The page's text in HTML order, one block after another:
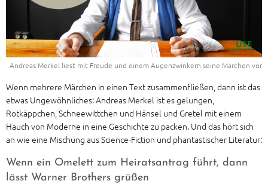
Andreas Merkel liest mit Freude und einem Augenzwinkern seine Märchen vor
Wenn mehrere Märchen in einen Text zusammenfließen, dann ist das
etwas Ungewöhnliches: Andreas Merkel ist es gelungen,
Rotkäppchen, Schneewittchen und Hänsel und Gretel mit einem
Hauch von Moderne in eine Geschichte zu packen. Und das hört sich
an wie eine Mischung aus Science-Fiction und phantastischer Literatur:
Wenn ein Omelett zum Heiratsantrag führt, dann
lässt Warner Brothers grüßen